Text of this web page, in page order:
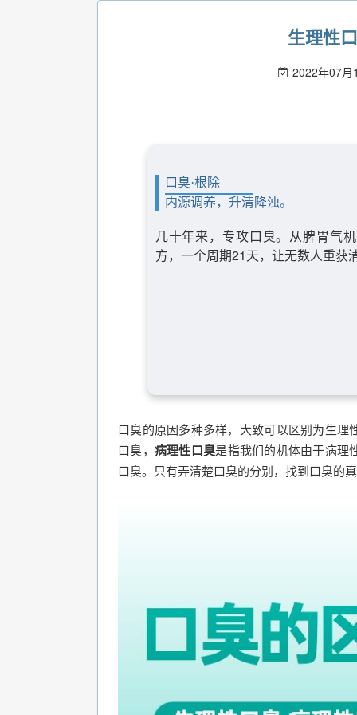
生理性
2022年07月
口臭·根除
内源调养，升清降浊。
几十年来，专攻口臭。从脾胃气
方，一个周期21天，让无数人重获
口臭的原因多种多样，大致可以区别为生理
口臭， 病理性口臭是指我们的机体由于病理
口臭。只有弄清楚口臭的分别，找到口臭的